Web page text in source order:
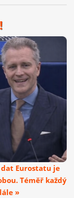
Eurostatu je
Téměř každý
»